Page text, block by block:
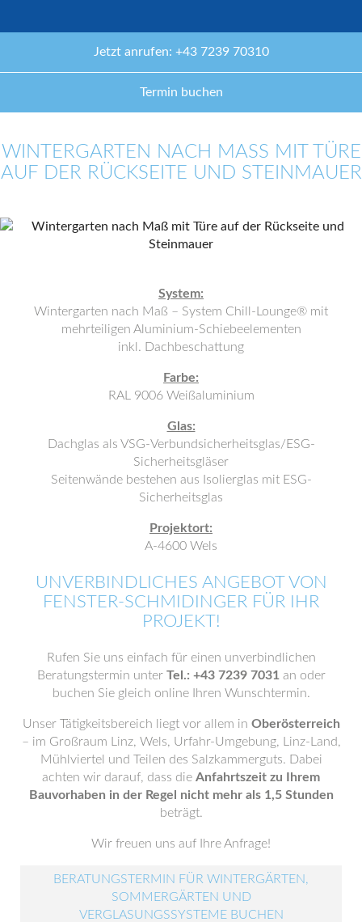
Jetzt anrufen: +43 7239 70310
Termin buchen
WINTERGARTEN NACH MASS MIT TÜRE A
UF DER RÜCKSEITE UND STEINMAUER
System:
Wintergarten nach Maß – System Chill-Lounge® mit
mehrteiligen Aluminium-Schiebeelementen
inkl. Dachbeschattung
Farbe:
RAL 9006 Weißaluminium
Glas:
Dachglas als VSG-Verbundsicherheitsglas/ESG-
Sicherheitsgläser
Seitenwände bestehen aus Isolierglas mit ESG-
Sicherheitsglas
Projektort:
A-4600 Wels
UNVERBINDLICHES ANGEBOT VON
FENSTER-SCHMIDINGER FÜR IHR
PROJEKT!
Rufen Sie uns einfach für einen unverbindlichen
Beratungstermin unter Tel.: +43 7239 7031 an oder
buchen Sie gleich online Ihren Wunschtermin.
Unser Tätigkeitsbereich liegt vor allem in Oberösterreich
– im Großraum Linz, Wels, Urfahr-Umgebung, Linz-Land,
Mühlviertel und Teilen des Salzkammerguts. Dabei
achten wir darauf, dass die Anfahrtszeit zu Ihrem
Bauvorhaben in der Regel nicht mehr als 1,5 Stunden
beträgt.
Wir freuen uns auf Ihre Anfrage!
BERATUNGSTERMIN FÜR WINTERGÄRTEN,
SOMMERGÄRTEN UND
VERGLASUNGSSYSTEME BUCHEN